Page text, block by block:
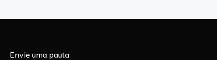
Envie uma pauta